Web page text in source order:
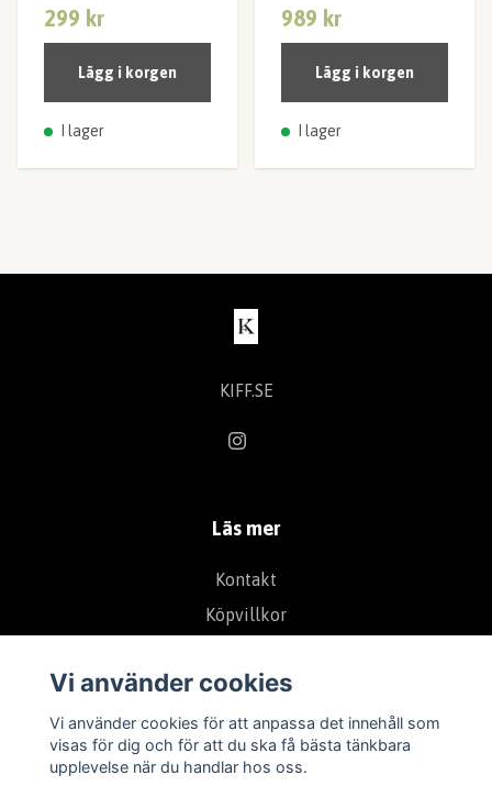
299 kr
Lägg i korgen
I lager
989 kr
Lägg i korgen
I lager
KIFF.SE
Läs mer
Kontakt
Köpvillkor
Vi använder cookies
Vi använder cookies för att anpassa det innehåll som
visas för dig och för att du ska få bästa tänkbara
upplevelse när du handlar hos oss.